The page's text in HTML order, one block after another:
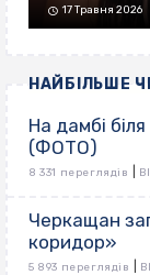
17 Травня 2026
НАЙБІЛЬШЕ
На дамбі
(ФОТО)
8 331 переглядів
Черкащан
коридор»
5 893 переглядів